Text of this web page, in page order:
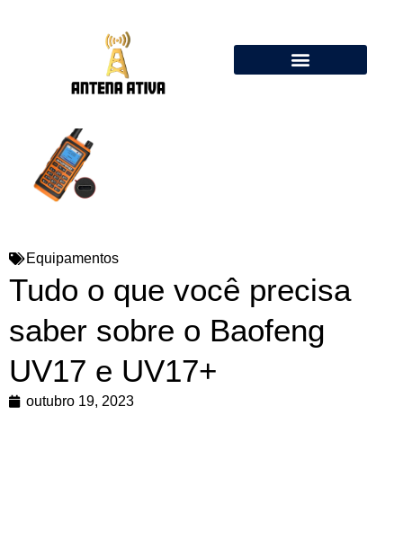
Equipamentos
Tudo o que você precisa
saber sobre o Baofeng
UV17 e UV17+
outubro 19, 2023